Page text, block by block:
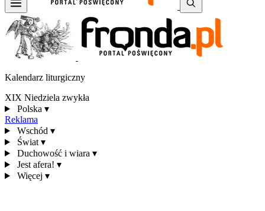
Kalendarz liturgiczny
XIX Niedziela zwykła
Polska ▾
Reklama
Wschód ▾
Świat ▾
Duchowość i wiara ▾
Jest afera! ▾
Więcej ▾